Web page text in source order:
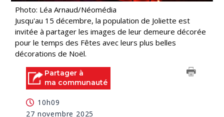
Photo: Léa Arnaud/Néomédia
Jusqu'au 15 décembre, la population de Joliette est
invitée à partager les images de leur demeure décorée
pour le temps des Fêtes avec leurs plus belles
décorations de Noël.
Partager à
ma communauté
10h09
27 novembre 2025